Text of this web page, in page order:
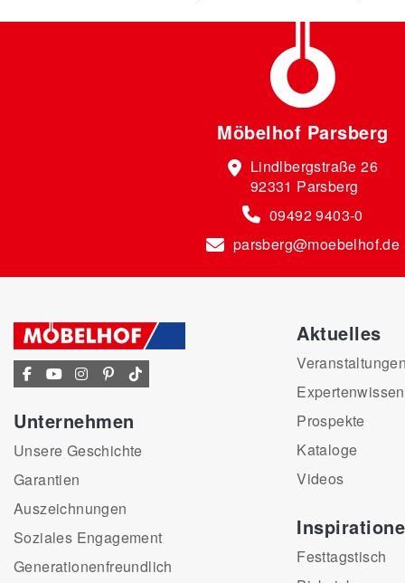
Möbelhof Parsberg
Lindlbergstraße 26
92331 Parsberg
09492 9403-0
parsberg@moebelhof.de
Unternehmen
Unsere Geschichte
Garantien
Auszeichnungen
Soziales Engagement
Generationenfreundlich
Aktuelles
Expertenwissen
Prospekte
Kataloge
Videos
Festtagstisch